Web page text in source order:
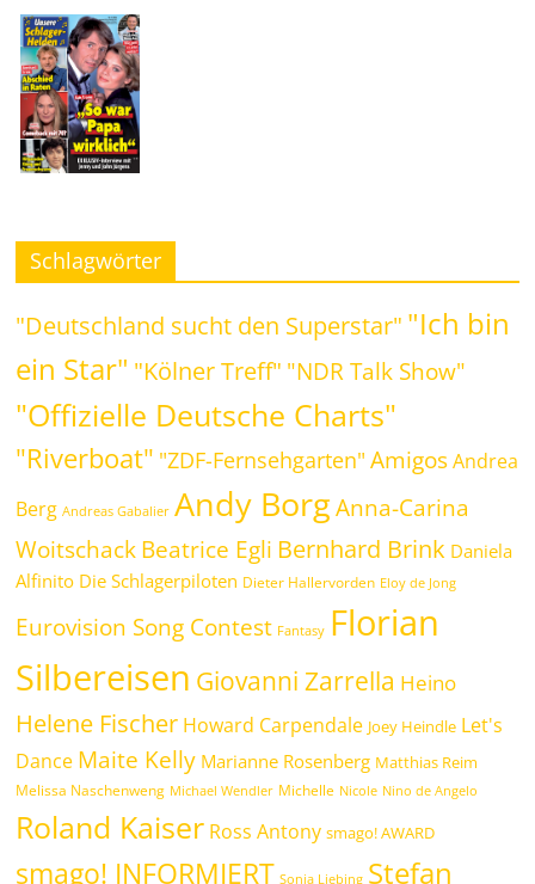
Schlagwörter
"Deutschland sucht den Superstar" "Ich bin
ein Star" "Kölner Treff" "NDR Talk Show"
"Offizielle Deutsche Charts"
"Riverboat" "ZDF-Fernsehgarten" Amigos Andrea
Berg Andreas Gabalier Andy Borg Anna-Carina
WoitschackBeatrice Egli Bernhard Brink Daniela
Alfinito Die Schlagerpiloten Dieter Hallervorden Eloy de Jong
Eurovision Song Contest Fantasy Florian
Silbereisen Giovanni Zarrella Heino
Helene Fischer Howard Carpendale Joey Heindle Let's
Dance Maite Kelly Marianne Rosenberg Matthias Reim
Melissa Naschenweng Michael Wendler Michelle Nicole Nino de Angelo
Roland Kaiser Ross Antony smago! AWARD
smago! INFORMIERT Sonia Liebing Stefan